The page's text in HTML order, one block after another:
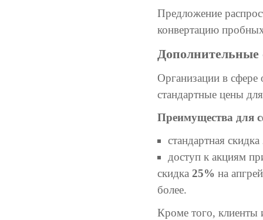
Предложение
конвертацию
Дополнительные
Организации в
стандартные цены
Преимущества для
стандартная скидка
доступ к акциям
скидка 25% на
более.
Кроме того, клиенты